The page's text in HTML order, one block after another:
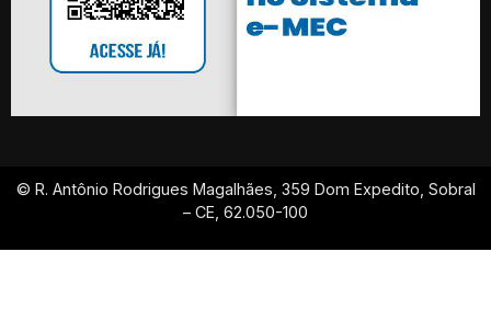
© R. Antônio Rodrigues Magalhães, 359 Dom Expedito, Sobral
– CE, 62.050-100